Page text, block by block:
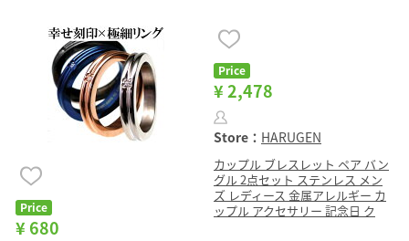
Price
¥ 680
Price
¥ 2,478
Store： HARUGEN
カップル ブレスレット ペア バン
グル 2点セット ステンレス メン
ズ レディース 金属アレルギー カ
ップル アクセサリー 記念日 ク